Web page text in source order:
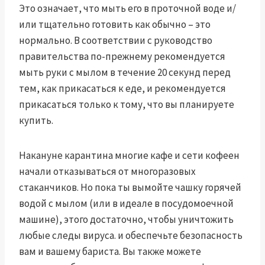
Это означает, что мыть его в проточной воде и/
или тщательно готовить как обычно – это
нормально. В соответствии с руководство
правительствапо-прежнему рекомендуется
мыть руки с мылом в течение 20 секунд перед
тем, как прикасаться к еде, и рекомендуется
прикасаться только к тому, что вы планируете
купить.
Накануне карантина многие кафе и сети кофеен
начали отказываться от многоразовых
стаканчиков. Но пока ты вымойте чашку горячей
водой с мылом (или в идеале в посудомоечной
машине), этого достаточно, чтобы уничтожить
любые следы вируса. и обеспечьте безопасность
вам и вашему бариста. Вы также можете